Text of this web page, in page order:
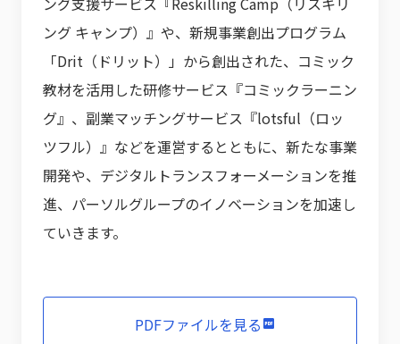
ング キャンプ）』や、新規事業創出プログラム
「Drit（ドリット）」から創出された、コミック
教材を活用した研修サービス『コミックラーニン
グ』、副業マッチングサービス『lotsful（ロッ
ツフル）』などを運営するとともに、新たな事業
開発や、デジタルトランスフォーメーションを推
進、パーソルグループのイノベーションを加速し
ていきます。
PDFファイルを見る